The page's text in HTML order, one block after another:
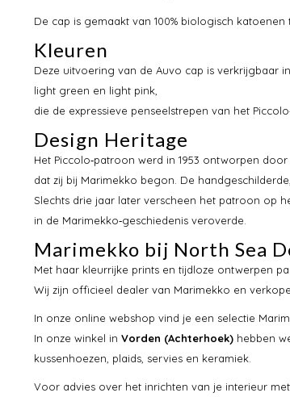
De cap is gemaakt van 100% biologisch
Kleuren
Deze uitvoering van de Auvo cap is verkrijgbaar
light green en light pink,
die de expressieve penseelstrepen van het
Design Heritage
Het Piccolo‑patroon werd in 1953 ontworpen
dat zij bij Marimekko begon. De
Slechts drie jaar later verscheen het patroon op
in de Marimekko‑geschiedenis veroverde.
Marimekko bij North Sea
Met haar kleurrijke prints en tijdloze ontwerpen
Wij zijn officieel dealer van Marimekko en
In onze online webshop vind je een selectie
In onze winkel in Vorden (Achterhoek) hebben
kussenhoezen, plaids, servies en keramiek.
Voor advies over het inrichten van je interieur